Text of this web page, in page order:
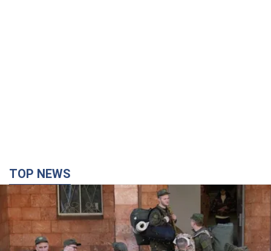
Кремль отдал приказ: в FT раскрыли, сколько
человек Россия хочет отправить на войну
против Украины до конца года